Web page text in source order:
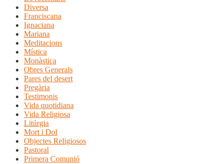
Diversa
Franciscana
Ignaciana
Mariana
Meditacions
Mística
Monàstica
Obres Generals
Pares del desert
Pregària
Testimonis
Vida quotidiana
Vida Religiosa
Litúrgia
Mort i Dol
Objectes Religiosos
Pastoral
Primera Comunió